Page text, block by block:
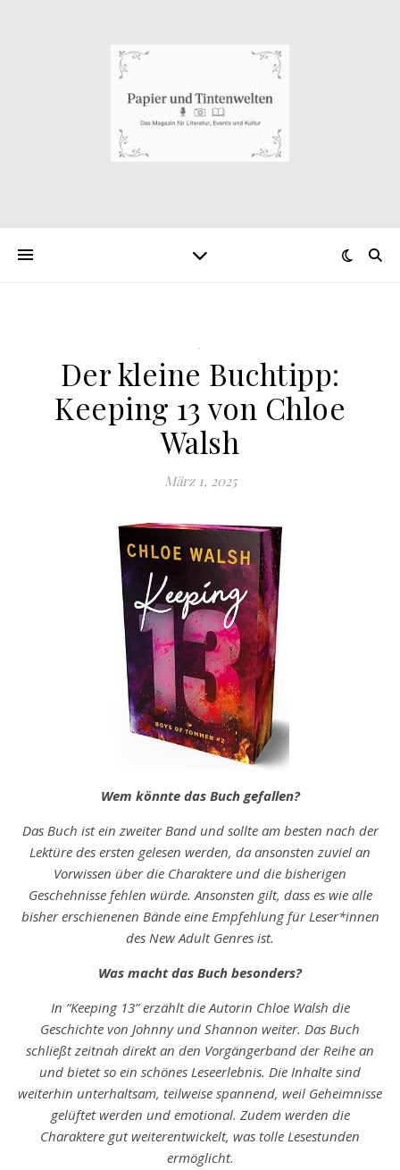
.
Der kleine Buchtipp:
Keeping 13 von Chloe
Walsh
März 1, 2025
Wem könnte das Buch gefallen?
Das Buch ist ein zweiter Band und sollte am besten nach der
Lektüre des ersten gelesen werden, da ansonsten zuviel an
Vorwissen über die Charaktere und die bisherigen
Geschehnisse fehlen würde. Ansonsten gilt, dass es wie alle
bisher erschienenen Bände eine Empfehlung für Leser*innen
des New Adult Genres ist.
Was macht das Buch besonders?
In “Keeping 13” erzählt die Autorin Chloe Walsh die
Geschichte von Johnny und Shannon weiter. Das Buch
schließt zeitnah direkt an den Vorgängerband der Reihe an
und bietet so ein schönes Leseerlebnis. Die Inhalte sind
weiterhin unterhaltsam, teilweise spannend, weil Geheimnisse
gelüftet werden und emotional. Zudem werden die
Charaktere gut weiterentwickelt, was tolle Lesestunden
ermöglicht.